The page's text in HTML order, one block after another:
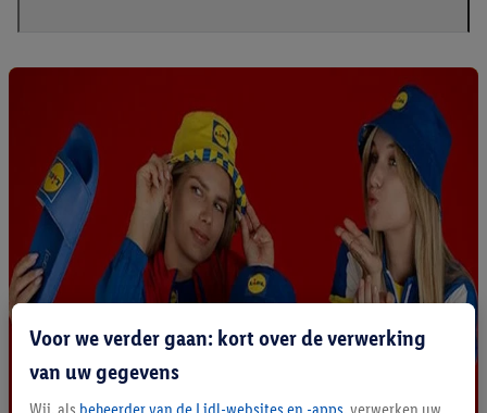
Voor we verder gaan: kort over de verwerking
van uw gegevens